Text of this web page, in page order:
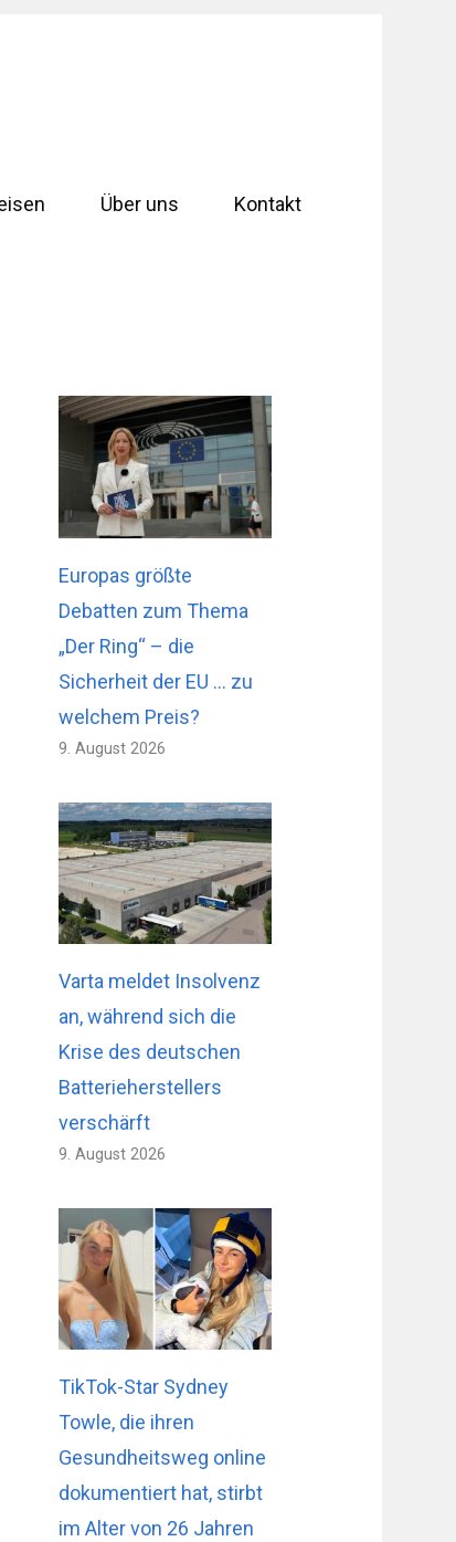
Über uns Kontakt
Europas größte
Debatten zum Thema
„Der Ring“ – die
Sicherheit der EU … zu
welchem ​​Preis?
9. August 2026
Varta meldet Insolvenz
an, während sich die
Krise des deutschen
Batterieherstellers
verschärft
9. August 2026
TikTok-Star Sydney
Towle, die ihren
Gesundheitsweg online
dokumentiert hat, stirbt
im Alter von 26 Jahren